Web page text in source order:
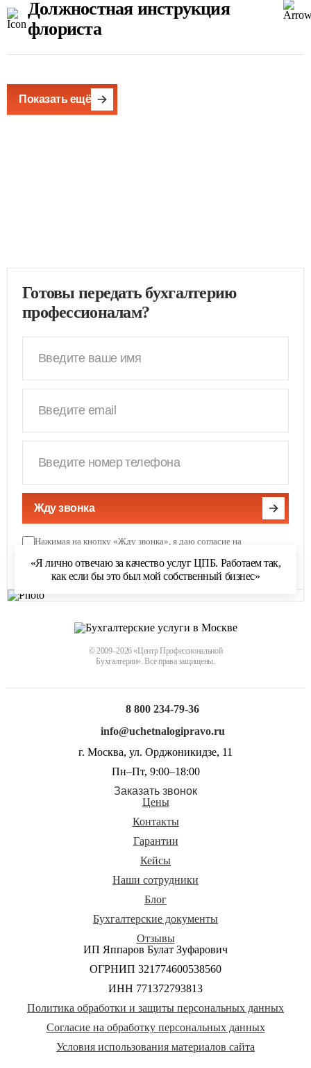
Должностная инструкция
флориста
Показать ещё
Готовы передать бухгалтерию
профессионалам?
Жду звонка
Нажимая на кнопку «Жду звонка», я даю согласие на
политикой обработки персональных данных
«Я лично отвечаю за качество услуг ЦПБ. Работаем так,
как если бы это был мой собственный бизнес»
© 2009–2026 «Центр Профессиональной
Бухгалтерии». Все права защищены.
Цены
Контакты
Гарантии
Кейсы
Наши сотрудники
Блог
Бухгалтерские документы
Отзывы
ИП Яппаров Булат Зуфарович
ОГРНИП 321774600538560
ИНН 771372793813
Политика обработки и защиты персональных данных
Согласие на обработку персональных данных
Условия использования материалов сайта
8 800 234-79-36
info@uchetnalogipravo.ru
г. Москва, ул. Орджоникидзе, 11
Пн–Пт, 9:00–18:00
Заказать звонок